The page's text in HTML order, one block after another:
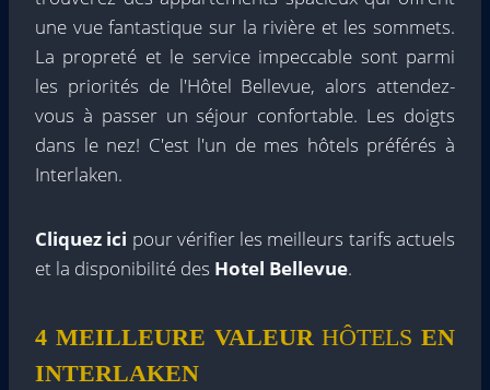
une vue fantastique sur la rivière et les sommets.
La propreté et le service impeccable sont parmi
les priorités de l'Hôtel Bellevue, alors attendez-
vous à passer un séjour confortable. Les doigts
dans le nez! C'est l'un de mes hôtels préférés à
Interlaken.
Cliquez ici pour vérifier les meilleurs tarifs actuels
et la disponibilité des Hotel Bellevue.
4 MEILLEURE VALEURHÔTELS EN
INTERLAKEN